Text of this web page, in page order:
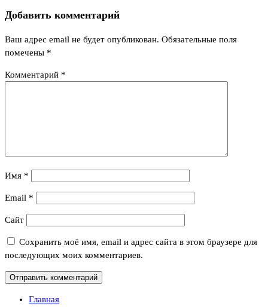
Добавить комментарий
Ваш адрес email не будет опубликован. Обязательные поля
помечены *
Комментарий *
Имя *
Email *
Сайт
Сохранить моё имя, email и адрес сайта в этом браузере для
последующих моих комментариев.
Главная